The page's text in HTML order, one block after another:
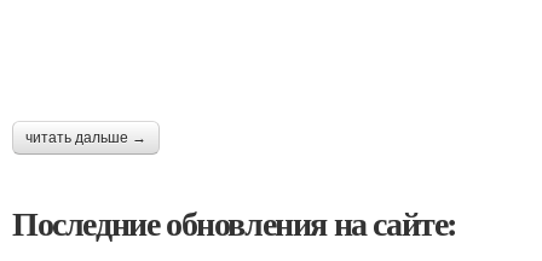
читать дальше →
Последние обновления на сайте: